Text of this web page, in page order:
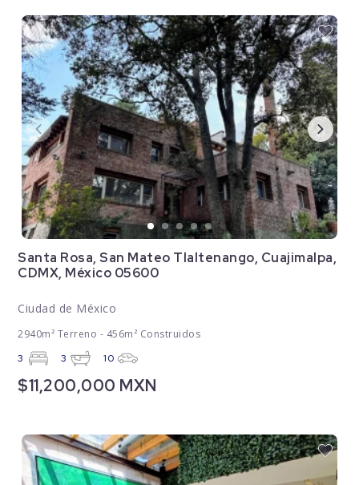
Santa Rosa, San Mateo Tlaltenango, Cuajimalpa,
CDMX, México 05600
Ciudad de México
2940m² Terreno - 456m² Construidos
3 3 10
$11,200,000 MXN